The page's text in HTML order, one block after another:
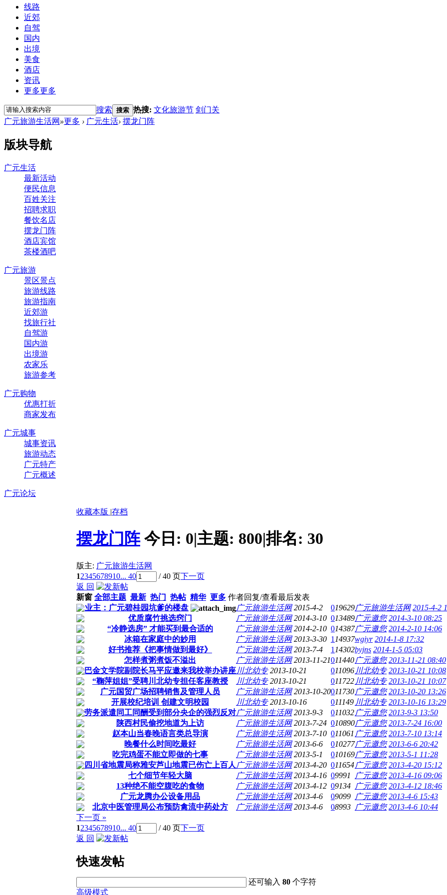
线路
近郊
自驾
国内
出境
美食
酒店
资讯
更多更多
搜索 搜索 热搜: 文化旅游节 剑门关
广元旅游生活网 »更多 › 广元生活› 摆龙门阵
版块导航
广元生活
最新活动
便民信息
百姓关注
招聘求职
餐饮名店
摆龙门阵
酒店宾馆
茶楼酒吧
广元旅游
景区景点
旅游线路
旅游指南
近郊游
找旅行社
自驾游
国内游
出境游
农家乐
旅游参考
广元购物
优惠打折
商家发布
广元城事
城事资讯
旅游动态
广元特产
广元概述
广元论坛
收藏本版 |存档
摆龙门阵 今日: 0|主题: 800|排名: 30
版主: 广元旅游生活网
12345678910... 40 / 40 页下一页
返 回
新窗 全部主题 最新 热门 热帖 精华 更多 作者回复/查看最后发表
业主：广元碧桂园坑爹的楼盘
广元旅游生活网 2015-4-2 019629广元旅游生活网 2015-4-2
优质腐竹挑选窍门
广元旅游生活网 2014-3-10 013489广元邀您 2014-3-10 08:25
“冷静选房” 才能买到最合适的
广元旅游生活网 2014-2-10 014387广元邀您 2014-2-10 14:06
冰箱在家庭中的妙用
广元旅游生活网 2013-3-30 1 14937wgiyr 2014-1-8 17:32
好书推荐《把事情做到最好》
广元旅游生活网 2013-7-4 1 14302byjns 2014-1-5 05:03
怎样煮粥煮饭不溢出
广元旅游生活网 2013-11-21011440广元邀您 2013-11-21 08:40
巴金文学院副院长马平应邀来我校举办讲座川北幼专 2013-10-21 011096 川北幼专 2013-10-21 10:08
“鞠萍姐姐”受聘川北幼专担任客座教授
川北幼专 2013-10-21 011722 川北幼专 2013-10-21 10:07
广元国贸广场招聘销售及管理人员
广元旅游生活网 2013-10-20011730广元邀您 2013-10-20 13:26
开展校纪培训 创建文明校园
川北幼专 2013-10-16 011149 川北幼专 2013-10-16 13:29
劳务派遣同工同酬受到部分央企的强烈反对广元旅游生活网 2013-9-3 011032广元邀您 2013-9-3 13:50
陕西村民偷挖地道为上访
广元旅游生活网 2013-7-24 010890广元邀您 2013-7-24 16:00
赵本山当春晚语言类总导演
广元旅游生活网 2013-7-10 011061 广元邀您 2013-7-10 13:14
晚餐什么时间吃最好
广元旅游生活网 2013-6-6 010277广元邀您 2013-6-6 20:42
吃完鸡蛋不能立即做的七事
广元旅游生活网 2013-5-1 010169广元邀您 2013-5-1 11:28
四川省地震局称雅安芦山地震已伤亡上百人 广元旅游生活网 2013-4-20 011654广元邀您 2013-4-20 15:12
七个细节年轻大脑
广元旅游生活网 2013-4-16 09991 广元邀您 2013-4-16 09:06
13种绝不能空腹吃的食物
广元旅游生活网 2013-4-12 09134 广元邀您 2013-4-12 18:46
广元龙腾办公设备用品
广元旅游生活网 2013-4-6 09099 广元邀您 2013-4-6 15:43
北京中医管理局公布预防禽流中药处方
广元旅游生活网 2013-4-6 08993 广元邀您 2013-4-6 10:44
下一页 »
12345678910... 40 / 40 页下一页
返 回
快速发帖
还可输入80 个字符
高级模式